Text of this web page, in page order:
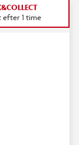
efter 1 time